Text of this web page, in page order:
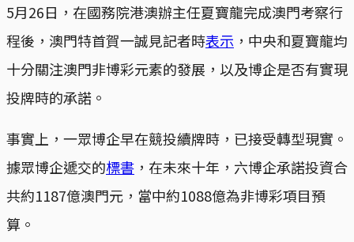
5月26日，在國務院港澳辦主任夏寶龍完成澳門考察行
程後，澳門特首賀一誠見記者時表示 ，中央和夏寶龍均
十分關注澳門非博彩元素的發展，以及博企是否有實現
投牌時的承諾。
事實上，一眾博企早在競投續牌時，已接受轉型現實。
據眾博企遞交的標書 ，在未來十年，六博企承諾投資合
共約1187億澳門元，當中約1088億為非博彩項目預
算。